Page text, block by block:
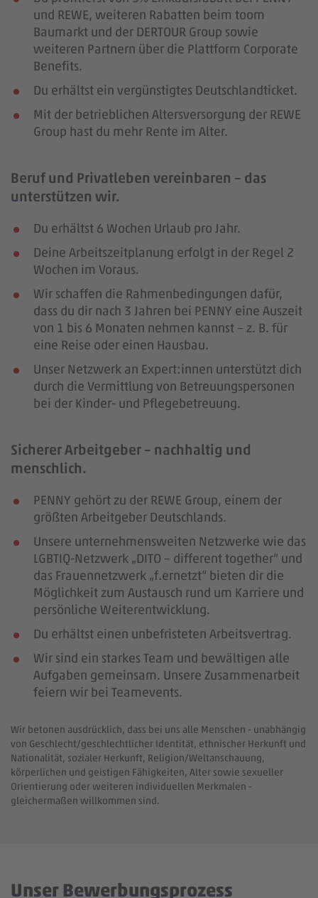
und REWE, weiteren Rabatten beim toom
Baumarkt und der DERTOUR Group sowie
weiteren Partnern über die Plattform Corporate
Benefits.
Du erhältst ein vergünstigtes Deutschlandticket.
Mit der betrieblichen Altersversorgung der REWE
Group hast du mehr Rente im Alter.
Beruf und Privatleben vereinbaren – das
unterstützen wir.
Du erhältst 6 Wochen Urlaub pro Jahr.
Deine Arbeitszeitplanung erfolgt in der Regel 2
Wochen im Voraus.
Wir schaffen die Rahmenbedingungen dafür,
dass du dir nach 3 Jahren bei PENNY eine Auszeit
von 1 bis 6 Monaten nehmen kannst – z. B. für
eine Reise oder einen Hausbau.
Unser Netzwerk an Expert:innen unterstützt dich
durch die Vermittlung von Betreuungspersonen
bei der Kinder- und Pflegebetreuung.
Sicherer Arbeitgeber – nachhaltig und
menschlich.
PENNY gehört zu der REWE Group, einem der
größten Arbeitgeber Deutschlands.
Unsere unternehmensweiten Netzwerke wie das
LGBTIQ-Netzwerk „DITO – different together“ und
das Frauennetzwerk „f.ernetzt“ bieten dir die
Möglichkeit zum Austausch rund um Karriere und
persönliche Weiterentwicklung.
Du erhältst einen unbefristeten Arbeitsvertrag.
Wir sind ein starkes Team und bewältigen alle
Aufgaben gemeinsam. Unsere Zusammenarbeit
feiern wir bei Teamevents.
Wir betonen ausdrücklich, dass bei uns alle Menschen - unabhängig
von Geschlecht/geschlechtlicher Identität, ethnischer Herkunft und
Nationalität, sozialer Herkunft, Religion/Weltanschauung,
körperlichen und geistigen Fähigkeiten, Alter sowie sexueller
Orientierung oder weiteren individuellen Merkmalen -
gleichermaßen willkommen sind.
Unser Bewerbungsprozess